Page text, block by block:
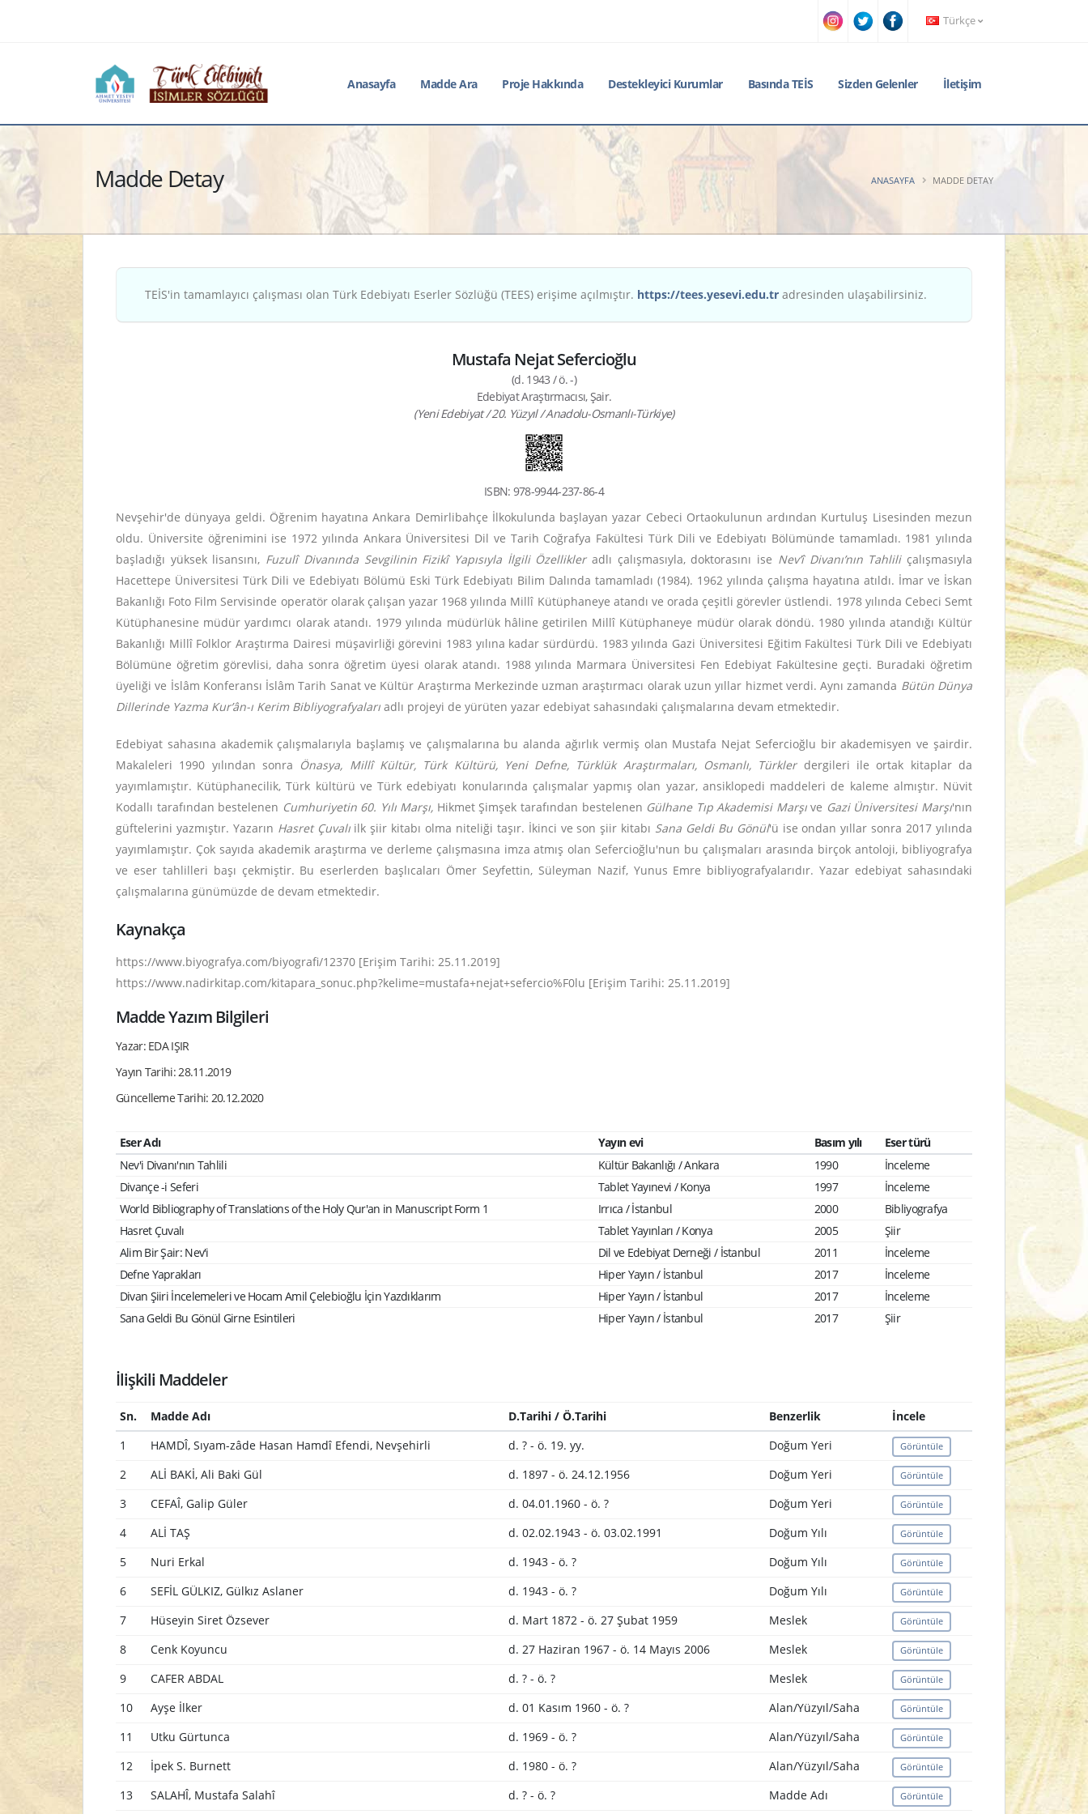
Türkçe
Anasayfa Madde Ara Proje Hakkında Destekleyici Kurumlar Basında TEİS Sizden Gelenler İletişim
Madde Detay ANASAYFA MADDE DETAY
TEİS'in tamamlayıcı çalışması olan Türk Edebiyatı Eserler Sözlüğü (TEES) erişime açılmıştır. https://tees.yesevi.edu.tr adresinden ulaşabilirsiniz.
Mustafa Nejat Sefercioğlu
(d. 1943 / ö. -)
Edebiyat Araştırmacısı, Şair.
(Yeni Edebiyat / 20. Yüzyıl / Anadolu-Osmanlı-Türkiye)
ISBN: 978-9944-237-86-4
Nevşehir'de dünyaya geldi. Öğrenim hayatına Ankara Demirlibahçe İlkokulunda başlayan yazar Cebeci Ortaokulunun ardından Kurtuluş Lisesinden mezun
oldu. Üniversite öğrenimini ise 1972 yılında Ankara Üniversitesi Dil ve Tarih Coğrafya Fakültesi Türk Dili ve Edebiyatı Bölümünde tamamladı. 1981 yılında
başladığı yüksek lisansını, Fuzulî Divanında Sevgilinin Fizikî Yapısıyla İlgili Özellikleradlı çalışmasıyla, doktorasını ise Nev’î Divanı’nın Tahlili çalışmasıyla
Hacettepe Üniversitesi Türk Dili ve Edebiyatı Bölümü Eski Türk Edebiyatı Bilim Dalında tamamladı (1984). 1962 yılında çalışma hayatına atıldı. İmar ve İskan
Bakanlığı Foto Film Servisinde operatör olarak çalışan yazar 1968 yılında Millî Kütüphaneye atandı ve orada çeşitli görevler üstlendi. 1978 yılında Cebeci Semt
Kütüphanesine müdür yardımcı olarak atandı. 1979 yılında müdürlük hâline getirilen Millî Kütüphaneye müdür olarak döndü. 1980 yılında atandığı Kültür
Bakanlığı Millî Folklor Araştırma Dairesi müşavirliği görevini 1983 yılına kadar sürdürdü. 1983 yılında Gazi Üniversitesi Eğitim Fakültesi Türk Dili ve Edebiyatı
Bölümüne öğretim görevlisi, daha sonra öğretim üyesi olarak atandı. 1988 yılında Marmara Üniversitesi Fen Edebiyat Fakültesine geçti. Buradaki öğretim
üyeliği ve İslâm Konferansı İslâm Tarih Sanat ve Kültür Araştırma Merkezinde uzman araştırmacı olarak uzun yıllar hizmet verdi. Aynı zamanda Bütün Dünya
Dillerinde Yazma Kur’ân-ı Kerim Bibliyografyaları adlı projeyi de yürüten yazar edebiyat sahasındaki çalışmalarına devam etmektedir.
Edebiyat sahasına akademik çalışmalarıyla başlamış ve çalışmalarına bu alanda ağırlık vermiş olan Mustafa Nejat Sefercioğlu bir akademisyen ve şairdir.
Makaleleri 1990 yılından sonra Önasya, Millî Kültür, Türk Kültürü, Yeni Defne, Türklük Araştırmaları, Osmanlı, Türklerdergileri ile ortak kitaplar da
yayımlamıştır. Kütüphanecilik, Türk kültürü ve Türk edebiyatı konularında çalışmalar yapmış olan yazar, ansiklopedi maddeleri de kaleme almıştır. Nüvit
Kodallı tarafından bestelenen Cumhuriyetin 60. Yılı Marşı, Hikmet Şimşek tarafından bestelenen Gülhane Tıp Akademisi Marşıve Gazi Üniversitesi Marşı'nın
güftelerini yazmıştır. Yazarın Hasret Çuvalıilk şiir kitabı olma niteliği taşır. İkinci ve son şiir kitabı Sana Geldi Bu Gönül'ü ise ondan yıllar sonra 2017 yılında
yayımlamıştır. Çok sayıda akademik araştırma ve derleme çalışmasına imza atmış olan Sefercioğlu'nun bu çalışmaları arasında birçok antoloji, bibliyografya
ve eser tahlilleri başı çekmiştir. Bu eserlerden başlıcaları Ömer Seyfettin, Süleyman Nazif, Yunus Emre bibliyografyalarıdır. Yazar edebiyat sahasındaki
çalışmalarına günümüzde de devam etmektedir.
Kaynakça
https://www.biyografya.com/biyografi/12370 [Erişim Tarihi: 25.11.2019]
https://www.nadirkitap.com/kitapara_sonuc.php?kelime=mustafa+nejat+sefercio%F0lu [Erişim Tarihi: 25.11.2019]
Madde Yazım Bilgileri
Yazar: EDA IŞIR
Yayın Tarihi: 28.11.2019
Güncelleme Tarihi: 20.12.2020
Eser Adı Yayın evi Basım yılı
Eser türü
Nev'i Divanı'nın Tahlili
Kültür Bakanlığı / Ankara 1990
İnceleme
Divançe -i Seferi
Tablet Yayınevi / Konya 1997
İnceleme
World Bibliography of Translations of the Holy Qur'an in Manuscript Form 1
Irrıca / İstanbul 2000
Bibliyografya
Hasret Çuvalı
Tablet Yayınları / Konya 2005
Şiir
Alim Bir Şair: Nev'i
Dil ve Edebiyat Derneği / İstanbul 2011
İnceleme
Defne Yaprakları
Hiper Yayın / İstanbul 2017
İnceleme
Divan Şiiri İncelemeleri ve Hocam Amil Çelebioğlu İçin Yazdıklarım
Hiper Yayın / İstanbul 2017
İnceleme
Sana Geldi Bu Gönül Girne Esintileri
Hiper Yayın / İstanbul 2017 Şiir
İlişkili Maddeler
Sn. Madde Adı D.Tarihi / Ö.Tarihi Benzerlik
İncele
1
HAMDÎ, Sıyam-zâde Hasan Hamdî Efendi, Nevşehirli d. ? - ö. 19. yy. Doğum Yeri Görüntüle
2 ALİ BAKİ, Ali Baki Gül d. 1897 - ö. 24.12.1956 Doğum Yeri Görüntüle
3 CEFAÎ, Galip Güler d. 04.01.1960 - ö. ? Doğum Yeri Görüntüle
4 ALİ TAŞ d. 02.02.1943 - ö. 03.02.1991 Doğum Yılı Görüntüle
5 Nuri Erkal d. 1943 - ö. ? Doğum Yılı Görüntüle
6 SEFİL GÜLKIZ, Gülkız Aslaner d. 1943 - ö. ? Doğum Yılı Görüntüle
7 Hüseyin Siret Özsever d. Mart 1872 - ö. 27 Şubat 1959 Meslek Görüntüle
8 Cenk Koyuncu d. 27 Haziran 1967 - ö. 14 Mayıs 2006 Meslek Görüntüle
9 CAFER ABDAL d. ? - ö. ? Meslek Görüntüle
10 Ayşe İlker d. 01 Kasım 1960 - ö. ? Alan/Yüzyıl/Saha Görüntüle
11 Utku Gürtunca d. 1969 - ö. ? Alan/Yüzyıl/Saha Görüntüle
12 İpek S. Burnett d. 1980 - ö. ? Alan/Yüzyıl/Saha Görüntüle
13 SALAHÎ, Mustafa Salahî d. ? - ö. ? Madde Adı Görüntüle